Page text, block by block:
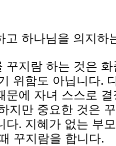
고 하나님을 의지하
꾸지람 하는 것은
위함도 아닙니다.
문에 자녀 스스로
지만 중요한 것은
다. 지혜가 없는 부
꾸지람을 합니다.